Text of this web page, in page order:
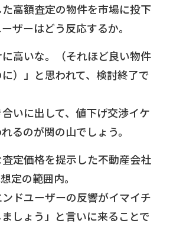
高額査定の物件を市場に投下
ザーはどう反応するか。
に高いな。（それほど良い物件
）」と思われて、検討終了で
合いに出して、値下げ交渉イケ
るのが関の山でしょう。
定価格を提示した不動産会社
定の範囲内。
ンドユーザーの反響がイマイチ
しょう」と言いに来ることで